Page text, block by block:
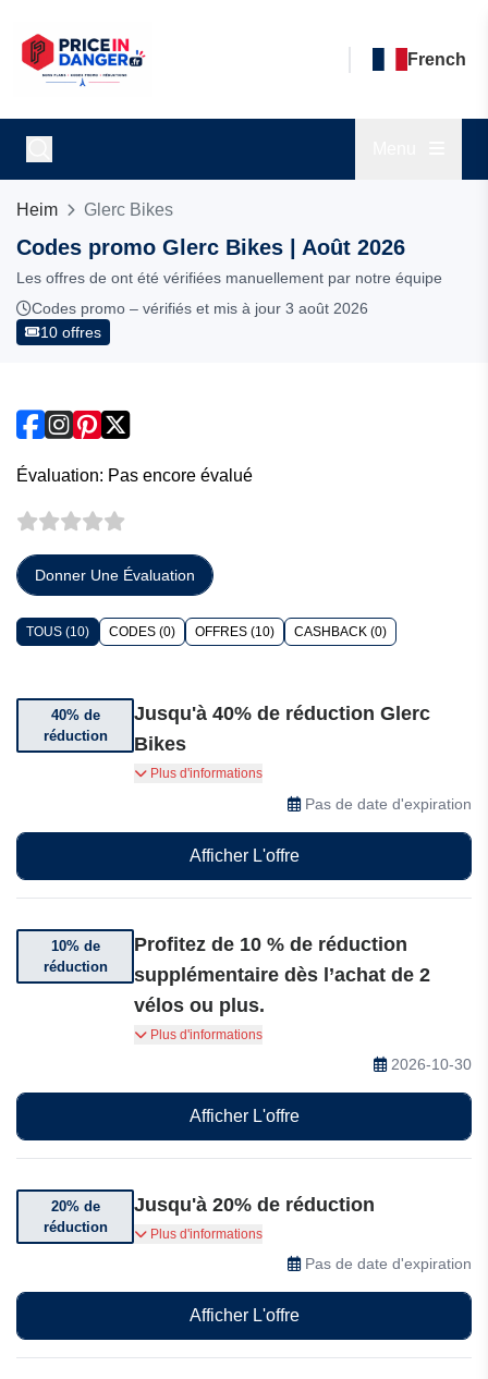
French
Heim Glerc Bikes
Codes promo Glerc Bikes | Août 2026
Les offres de ont été vérifiées manuellement par notre équipe
Codes promo – vérifiés et mis à jour 3 août 2026
10 offres
Évaluation: Pas encore évalué
Donner Une Évaluation
TOUS (10) CODES (0) OFFRES (10) CASHBACK (0)
40% de
réduction
Jusqu'à 40% de réduction Glerc
Bikes
Jusqu'à 40% de réduction sur une sélection
Plus d'informations
Pas de date d'expiration
Afficher L'offre
10% de
réduction
Profitez de 10 % de réduction
supplémentaire dès l’achat de 2
vélos ou plus.
Améliorez vos trajets avec un vélo classique à
partir de 101,99 $. Profitez de 10% de réduction
supplémentaire dès l’achat de 2 vélos ou plus.
Le moment idéal pour commencer une nouvelle
aventure. Commencer à rouler
Plus d'informations
2026-10-30
Afficher L'offre
20% de
réduction
Jusqu'à 20% de réduction
Jusqu'à 20% de réduction sur une sélection
Plus d'informations
Pas de date d'expiration
Afficher L'offre